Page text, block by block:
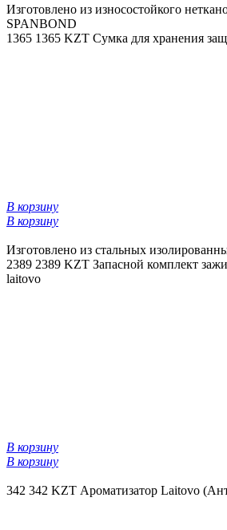
Изготовлено из износостойкого
SPANBOND
1365 1365 KZT Сумка для хранения
В корзину
В корзину
Изготовлено из стальных
2389 2389 KZT Запасной комплект
laitovo
В корзину
В корзину
342 342 KZT Ароматизатор Laitovo